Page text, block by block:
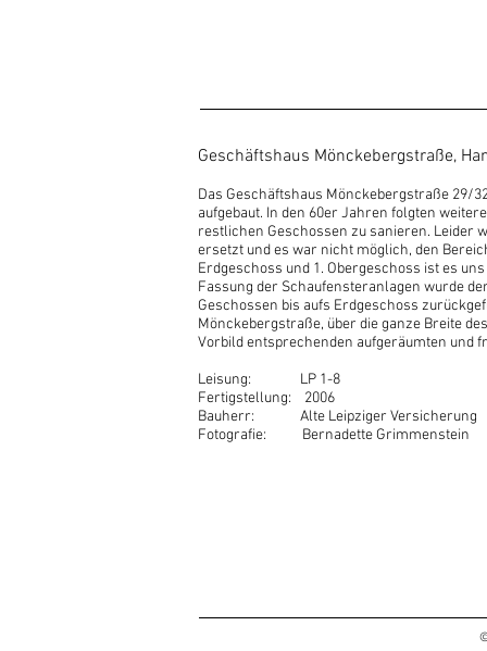
Geschäftshaus Mönckebergstraße,
Das Geschäftshaus Mönckebergstraße 29/
aufgebaut. In den 60er Jahren folgten
restlichen Geschossen zu sanieren. Leider
ersetzt und es war nicht möglich, den
Erdgeschoss und 1. Obergeschoss ist es
Fassung der Schaufensteranlagen wurde
Geschossen bis aufs Erdgeschoss
Mönckebergstraße, über die ganze Breite
Vorbild entsprechenden aufgeräumten und
Leisung: LP 1-8
Fertigstellung: 2006
Bauherr: Alte Leipziger Versicherung
Fotografie: Bernadette Grimmenstein